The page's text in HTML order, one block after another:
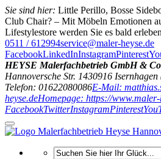
Sie sind hier: Little Perillo, Bosse
Club Chair? – Mit Möbeln Emotionen
Lifestylestore werden Sie es bald erleben
0511 / 612994service@maler-heyse.de
FacebookLinkedInInstagramPinterest
HEYSE Malerfachbetrieb GmbH &
Hannoversche Str. 1430916
Telefon: 01622080086E-Mail:
heyse.deHomepage: https://www.maler-
FacebookTwitterInstagramPinterest